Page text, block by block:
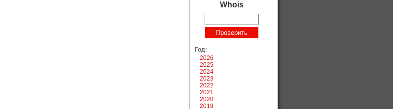
Whois
Год:
2026
2025
2024
2023
2022
2021
2020
2019